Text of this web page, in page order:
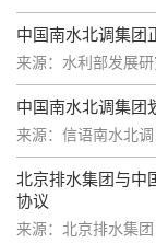
中国南水北调集团
来源：水利部发展
中国南水北调集团
来源：信语南水北调
北京排水集团与中
协议
来源：北京排水集团